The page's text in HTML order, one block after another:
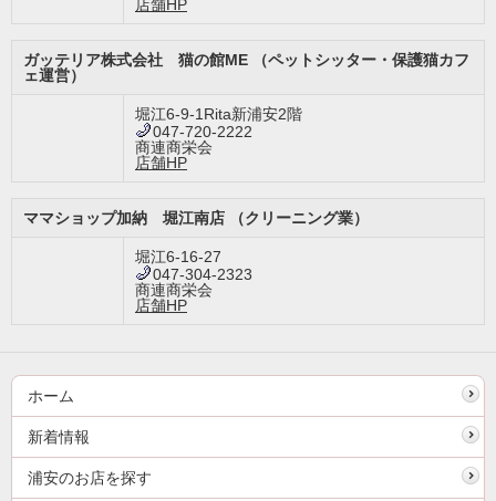
店舗HP
ガッテリア株式会社 猫の館ME （ペットシッター・保護猫カフ
ェ運営）
堀江6-9-1Rita新浦安2階
047-720-2222
商連商栄会
店舗HP
ママショップ加納 堀江南店 （クリーニング業）
堀江6-16-27
047-304-2323
商連商栄会
店舗HP
ホーム
新着情報
浦安のお店を探す